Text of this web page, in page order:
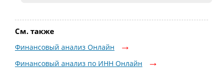
См. также
Финансовый анализ Онлайн
Финансовый анализ по ИНН Онлайн